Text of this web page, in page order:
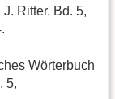
Ritter. Bd. 5,
Wörterbuch
5,